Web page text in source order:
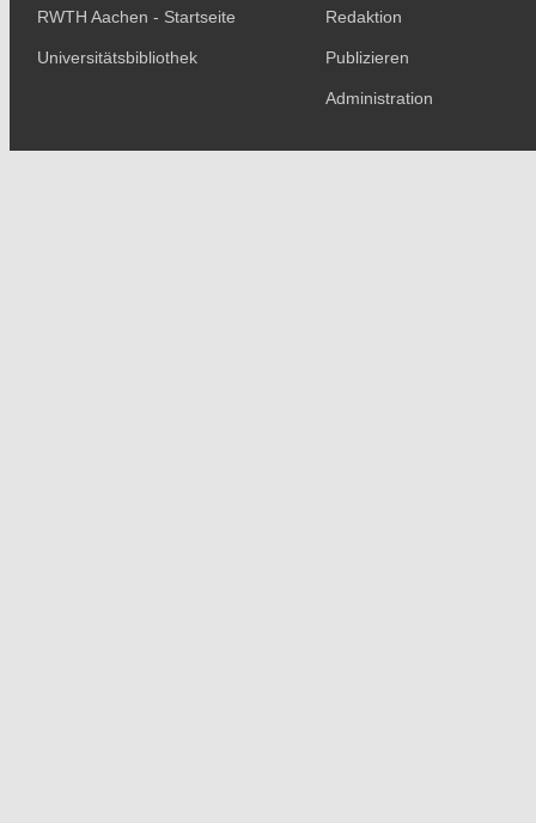
RWTH Aachen - Startseite
Universitätsbibliothek
Redaktion
Publizieren
Administration